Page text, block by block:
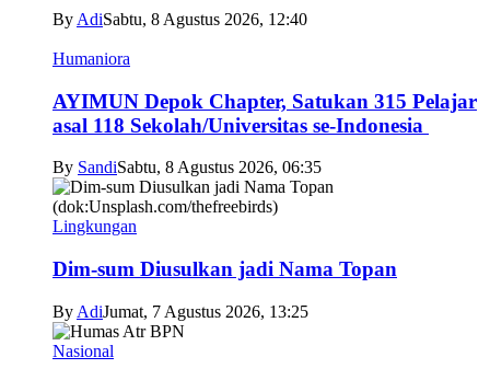
By AdiSabtu, 8 Agustus 2026, 12:40
Humaniora
AYIMUN Depok Chapter, Satukan 315 Pelajar
asal 118 Sekolah/Universitas se-Indonesia
By SandiSabtu, 8 Agustus 2026, 06:35
Lingkungan
Dim-sum Diusulkan jadi Nama Topan
By AdiJumat, 7 Agustus 2026, 13:25
Nasional